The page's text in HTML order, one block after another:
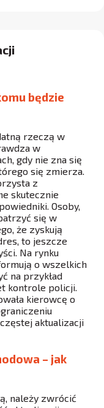
będzie
rzeczą w
w
gdy nie zna się
się zmierza.
z
skutecznie
Osoby,
się w
że zyskują
to jeszcze
Na rynku
o wszelkich
na przykład
kontrole policji.
kierowcę o
aktualizacji
– jak
należy zwrócić